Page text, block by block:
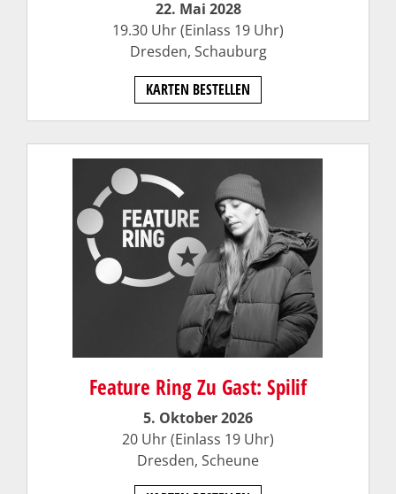
22. Mai 2028
19.30 Uhr (Einlass 19 Uhr)
Dresden, Schauburg
KARTEN BESTELLEN
Feature Ring Zu Gast: Spilif
5. Oktober 2026
20 Uhr (Einlass 19 Uhr)
Dresden, Scheune